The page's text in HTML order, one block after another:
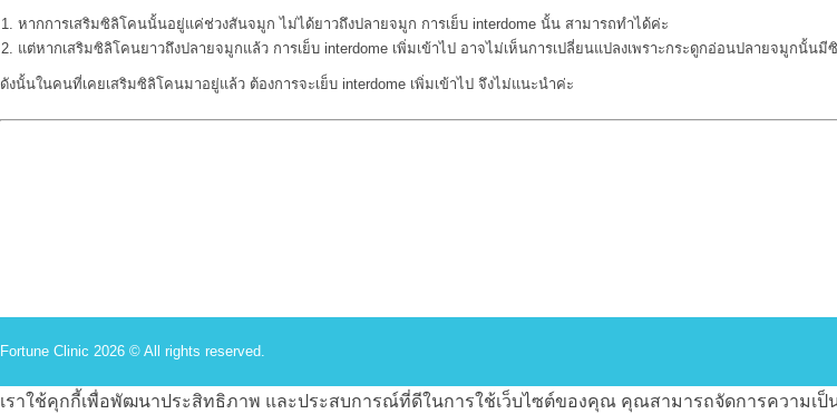
หากการเสริมซิลิโคนนั้นอยู่แค่ช่วงสันจมูก ไม่ได้ยาวถึงปลายจมูก การเย็บ interdome นั้น สามารถทำได้ค่ะ
แต่หากเสริมซิลิโคนยาวถึงปลายจมูกแล้ว การเย็บ interdome เพิ่มเข้าไป อาจไม่เห็นการเปลี่ยนแปลงเพราะกระดูกอ่อนปลายจมูกนั้นมี
ดังนั้นในคนที่เคยเสริมซิลิโคนมาอยู่แล้ว ต้องการจะเย็บ interdome เพิ่มเข้าไป จึงไม่แนะนำค่ะ
Fortune Clinic 2026 © All rights reserved.
เราใช้คุกกี้เพื่อพัฒนาประสิทธิภาพ และประสบการณ์ที่ดีในการใช้เว็บไซต์ของคุณ คุณสามารถจัดการความเ